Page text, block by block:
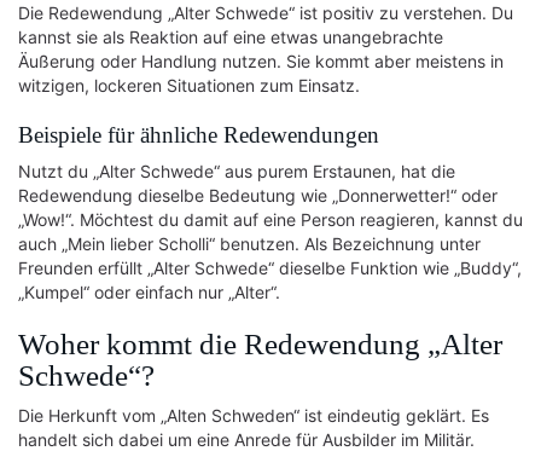
Die Redewendung „Alter Schwede“ ist positiv zu verstehen. Du
kannst sie als Reaktion auf eine etwas unangebrachte
Äußerung oder Handlung nutzen. Sie kommt aber meistens in
witzigen, lockeren Situationen zum Einsatz.
Beispiele für ähnliche Redewendungen
Nutzt du „Alter Schwede“ aus purem Erstaunen, hat die
Redewendung dieselbe Bedeutung wie „Donnerwetter!“ oder
„Wow!“. Möchtest du damit auf eine Person reagieren, kannst du
auch „Mein lieber Scholli“ benutzen. Als Bezeichnung unter
Freunden erfüllt „Alter Schwede“ dieselbe Funktion wie „Buddy“,
„Kumpel“ oder einfach nur „Alter“.
Woher kommt die Redewendung „Alter
Schwede“?
Die Herkunft vom „Alten Schweden“ ist eindeutig geklärt. Es
handelt sich dabei um eine Anrede für Ausbilder im Militär.